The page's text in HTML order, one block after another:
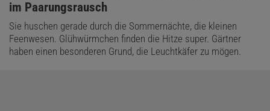
im Paarungsrausch
Sie huschen gerade durch die Sommernächte, die kleinen
Feenwesen. Glühwürmchen finden die Hitze super. Gärtner
haben einen besonderen Grund, die Leuchtkäfer zu mögen.